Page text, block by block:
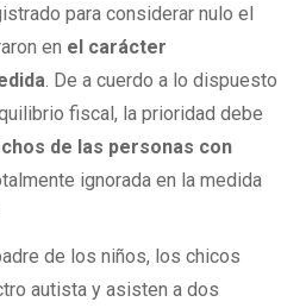
para considerar nulo el
en el carácter
. De a cuerdo a lo dispuesto
fiscal, la prioridad debe
de las personas con
ignorada en la medida
de los niños, los chicos
autista y asisten a dos